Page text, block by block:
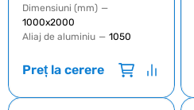
Dimensiuni (mm) —
1000х2000
Aliaj de aluminiu — 1050
Preț la cerere